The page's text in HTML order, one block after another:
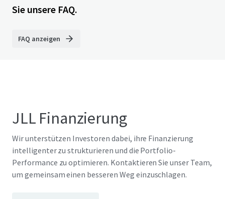
Sie unsere FAQ.
FAQ anzeigen
JLL Finanzierung
Wir unterstützen Investoren dabei, ihre Finanzierung
intelligenter zu strukturieren und die Portfolio-
Performance zu optimieren. Kontaktieren Sie unser Team,
um gemeinsam einen besseren Weg einzuschlagen.